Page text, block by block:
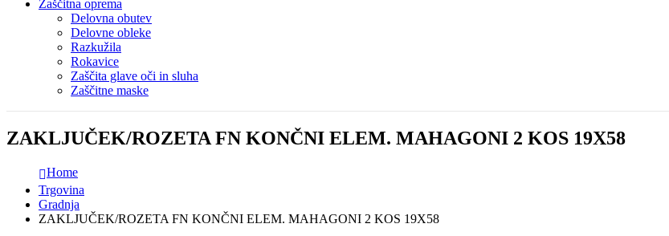
Zaščitna oprema
Delovna obutev
Delovne obleke
Razkužila
Rokavice
Zaščita glave oči in sluha
Zaščitne maske
ZAKLJUČEK/ROZETA FN KONČNI ELEM. MAHAGONI 2 KOS 19X58
Home
Trgovina
Gradnja
ZAKLJUČEK/ROZETA FN KONČNI ELEM. MAHAGONI 2 KOS 19X58